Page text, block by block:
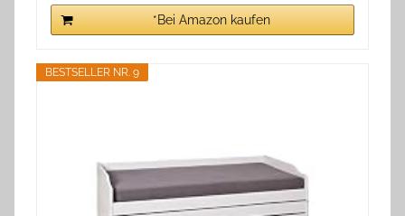
*Bei Amazon kaufen
BESTSELLER NR. 9